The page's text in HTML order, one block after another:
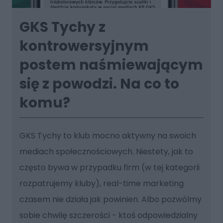
GKS Tychy z
kontrowersyjnym
postem naśmiewającym
się z powodzi. Na co to
komu?
GKS Tychy to klub mocno aktywny na swoich
mediach społecznościowych. Niestety, jak to
często bywa w przypadku firm (w tej kategorii
rozpatrujemy kluby), real-time marketing
czasem nie działa jak powinien. Albo pozwólmy
sobie chwilę szczerości - ktoś odpowiedzialny